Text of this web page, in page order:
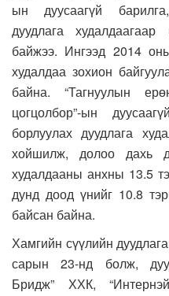
ын дуусаагүй
дуудлага
байжээ. Ингээд 2014
худалдаа зохион
байна. “Тагнуулын
цогцолбор”-ын
борлуулах дуудлага
хойшилж, долоо дахь
худалдааны анхны 13.5
дунд доод үнийг 10.8
байсан байна.
Хамгийн сүүлийн
сарын 23-нд болж,
Бридж” ХХК,